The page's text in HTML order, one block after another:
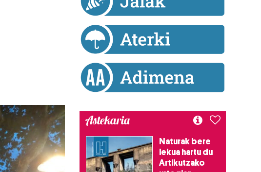
Astekaria
Naturak bere
lekua hartu du
Artikutzako